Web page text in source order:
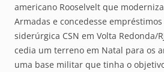
americano Rooselvelt que
Armadas e concedesse
siderúrgica CSN em Volta Redonda/
cedia um terreno em Natal para os
uma base militar que tinha o